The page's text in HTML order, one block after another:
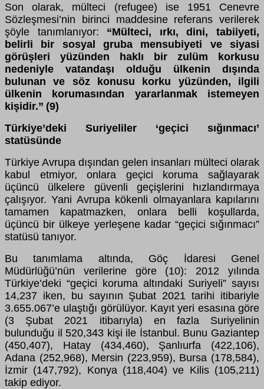
Son olarak, mülteci (refugee) ise 1951 Cenevre
Sözleşmesi’nin birinci maddesine referans verilerek
şöyle tanımlanıyor: “Mülteci, ırkı, dini, tabiiyeti,
belirli bir sosyal gruba mensubiyeti ve siyasi
görüşleri yüzünden haklı bir zulüm korkusu
nedeniyle vatandaşı olduğu ülkenin dışında
bulunan ve söz konusu korku yüzünden, ilgili
ülkenin korumasından yararlanmak istemeyen
kişidir.” (9)
Türkiye’deki Suriyeliler ‘geçici sığınmacı’
statüsünde
Türkiye Avrupa dışından gelen insanları mülteci olarak
kabul etmiyor, onlara geçici koruma sağlayarak
üçüncü ülkelere güvenli geçişlerini hızlandırmaya
çalışıyor. Yani Avrupa kökenli olmayanlara kapılarını
tamamen kapatmazken, onlara belli koşullarda,
üçüncü bir ülkeye yerleşene kadar “geçici sığınmacı”
statüsü tanıyor.
Bu tanımlama altında, Göç İdaresi Genel
Müdürlüğü’nün verilerine göre (10): 2012 yılında
Türkiye’deki “geçici koruma altındaki Suriyeli” sayısı
14,237 iken, bu sayının Şubat 2021 tarihi itibariyle
3.655.067’e ulaştığı görülüyor. Kayıt yeri esasına göre
(3 Şubat 2021 itibarıyla) en fazla Suriyelinin
bulunduğu il 520,343 kişi ile İstanbul. Bunu Gaziantep
(450,407), Hatay (434,460), Şanlıurfa (422,106),
Adana (252,968), Mersin (223,959), Bursa (178,584),
İzmir (147,792), Konya (118,404) ve Kilis (105,211)
takip ediyor.